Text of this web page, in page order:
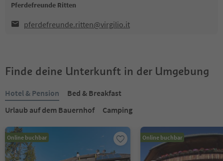
Pferdefreunde Ritten
pferdefreunde.ritten@virgilio.it
Finde deine Unterkunft in der Umgebung
Hotel & Pension
Bed & Breakfast
Urlaub auf dem Bauernhof
Camping
Online buchbar Online buchbar